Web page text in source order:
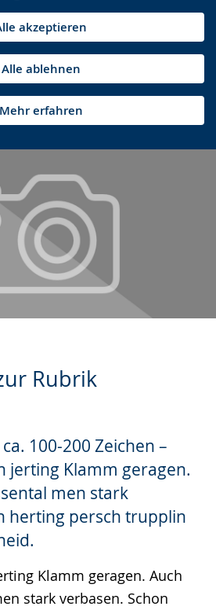
akzeptieren
Alle ablehnen
Mehr erfahren
Rubrik
100-200 Zeichen –
jerting Klamm geragen.
men stark
herting persch trupplin
Klamm geragen. Auch
stark verbasen. Schon